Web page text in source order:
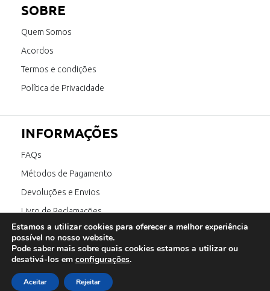
SOBRE
Quem Somos
Acordos
Termos e condições
Política de Privacidade
INFORMAÇÕES
FAQs
Métodos de Pagamento
Devoluções e Envios
Livro de Reclamações
Canal de Denúncia
SIGA-NOS
Estamos a utilizar cookies para oferecer a melhor experiência
possível no nosso website.
Pode saber mais sobre quais cookies estamos a utilizar ou
desativá-los em configurações.
Aceitar Rejeitar